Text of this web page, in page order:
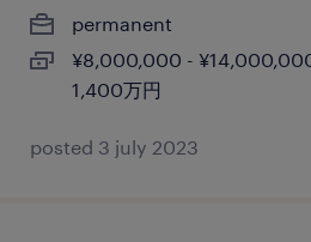
permanent
¥8,000,000 -
1,400万円
posted 3 july 2023